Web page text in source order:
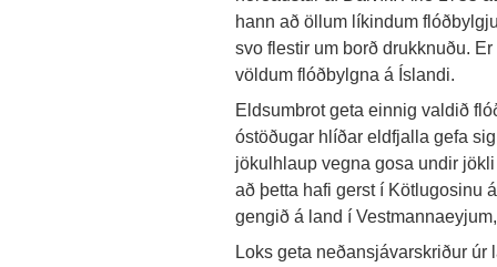
hann að öllum líkindum
svo flestir um borð drukknuðu.
völdum flóðbylgna á Íslandi.
Eldsumbrot geta einnig valdið
óstöðugar hlíðar eldfjalla gefa
jökulhlaup vegna gosa undir
að þetta hafi gerst í Kötlugosinu
gengið á land í
Loks geta neðansjávarskriður úr